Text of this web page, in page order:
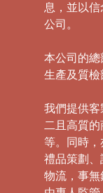
息，並以
公司。
本公司的總
生產及質檢
我們提供
二且高質
等。同時
禮品策劃、
物流，事